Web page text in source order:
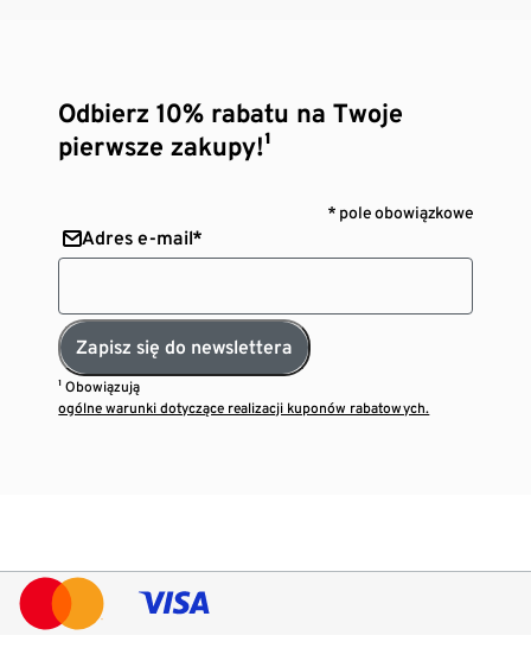
Odbierz 10% rabatu na Twoje
pierwsze zakupy!¹
* pole obowiązkowe
Adres e-mail*
Zapisz się do newslettera
¹ Obowiązują
ogólne warunki dotyczące realizacji kuponów rabatowych.